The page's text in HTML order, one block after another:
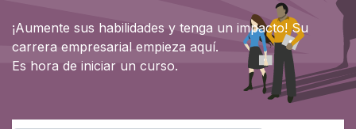
¡Aumente sus habilidades y tenga un impacto! Su
carrera empresarial empieza aquí.
Es hora de iniciar un curso.